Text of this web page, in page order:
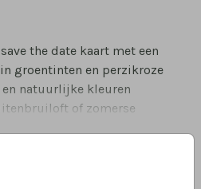
the date kaart met een
groentinten en perzikroze
natuurlijke kleuren
of zomerse
geeft een mooi voorproefje